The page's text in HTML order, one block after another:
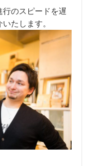
行のスピードを遅
たします。